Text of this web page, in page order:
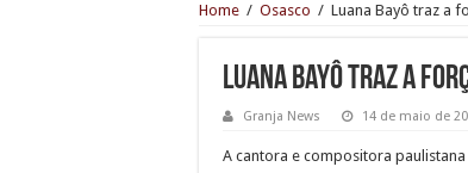
Home / Osasco / Luana Bayô traz a
Luana Bayô traz a
Granja News 14 de maio de
A cantora e compositora paulistana